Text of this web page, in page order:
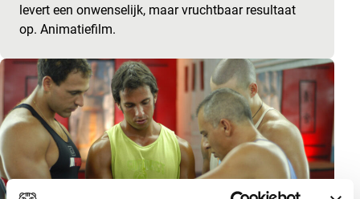
levert een onwenselijk, maar vruchtbaar resultaat
op. Animatiefilm.